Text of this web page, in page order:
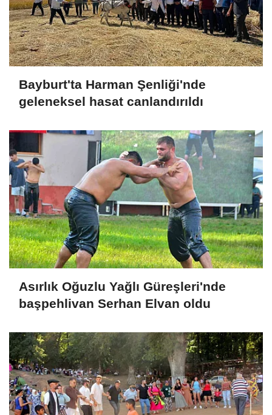
Bayburt'ta Harman Şenliği'nde
geleneksel hasat canlandırıldı
Asırlık Oğuzlu Yağlı Güreşleri'nde
başpehlivan Serhan Elvan oldu